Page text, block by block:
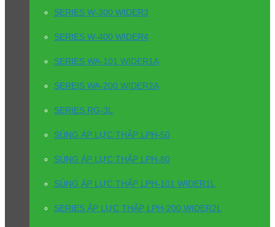
SERIES W-300 WIDER3
SERIES W-400 WIDER4
SERIES WA-101 WIDER1A
SEREIS WA-200 WIDER2A
SERIES RG-3L
SÚNG ÁP LỰC THẤP LPH-50
SÚNG ÁP LỰC THẤP LPH-80
SÚNG ÁP LỰC THẤP LPH-101 WIDER1L
SERIES ÁP LỰC THẤP LPH-200 WIDER2L